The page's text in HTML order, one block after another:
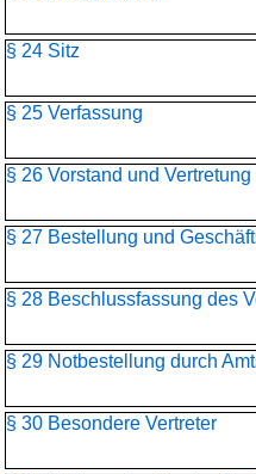
§ 24 Sitz
§ 25 Verfassung
§ 26 Vorstand und Vertretung
§ 27 Bestellung und
§ 28 Beschlussfassung des
§ 29 Notbestellung durch
§ 30 Besondere Vertreter